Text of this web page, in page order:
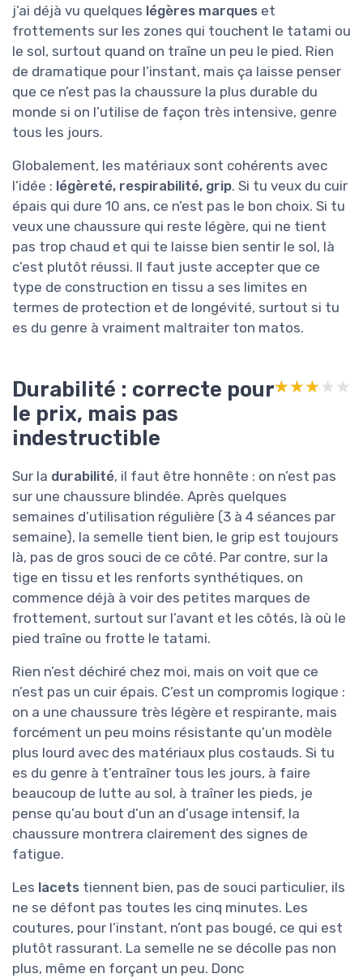
j’ai déjà vu quelques légères marques et
frottements sur les zones qui touchent le tatami ou
le sol, surtout quand on traîne un peu le pied. Rien
de dramatique pour l’instant, mais ça laisse penser
que ce n’est pas la chaussure la plus durable du
monde si on l’utilise de façon très intensive, genre
tous les jours.
Globalement, les matériaux sont cohérents avec
l’idée : légèreté, respirabilité, grip. Si tu veux du cuir
épais qui dure 10 ans, ce n’est pas le bon choix. Si tu
veux une chaussure qui reste légère, qui ne tient
pas trop chaud et qui te laisse bien sentir le sol, là
c’est plutôt réussi. Il faut juste accepter que ce
type de construction en tissu a ses limites en
termes de protection et de longévité, surtout si tu
es du genre à vraiment maltraiter ton matos.
Durabilité : correcte pour
le prix, mais pas
indestructible
★★★★★
★★★★★
Sur la durabilité, il faut être honnête : on n’est pas
sur une chaussure blindée. Après quelques
semaines d’utilisation régulière (3 à 4 séances par
semaine), la semelle tient bien, le grip est toujours
là, pas de gros souci de ce côté. Par contre, sur la
tige en tissu et les renforts synthétiques, on
commence déjà à voir des petites marques de
frottement, surtout sur l’avant et les côtés, là où le
pied traîne ou frotte le tatami.
Rien n’est déchiré chez moi, mais on voit que ce
n’est pas un cuir épais. C’est un compromis logique :
on a une chaussure très légère et respirante, mais
forcément un peu moins résistante qu’un modèle
plus lourd avec des matériaux plus costauds. Si tu
es du genre à t’entraîner tous les jours, à faire
beaucoup de lutte au sol, à traîner les pieds, je
pense qu’au bout d’un an d’usage intensif, la
chaussure montrera clairement des signes de
fatigue.
Les lacets tiennent bien, pas de souci particulier, ils
ne se défont pas toutes les cinq minutes. Les
coutures, pour l’instant, n’ont pas bougé, ce qui est
plutôt rassurant. La semelle ne se décolle pas non
plus, même en forçant un peu. Donc